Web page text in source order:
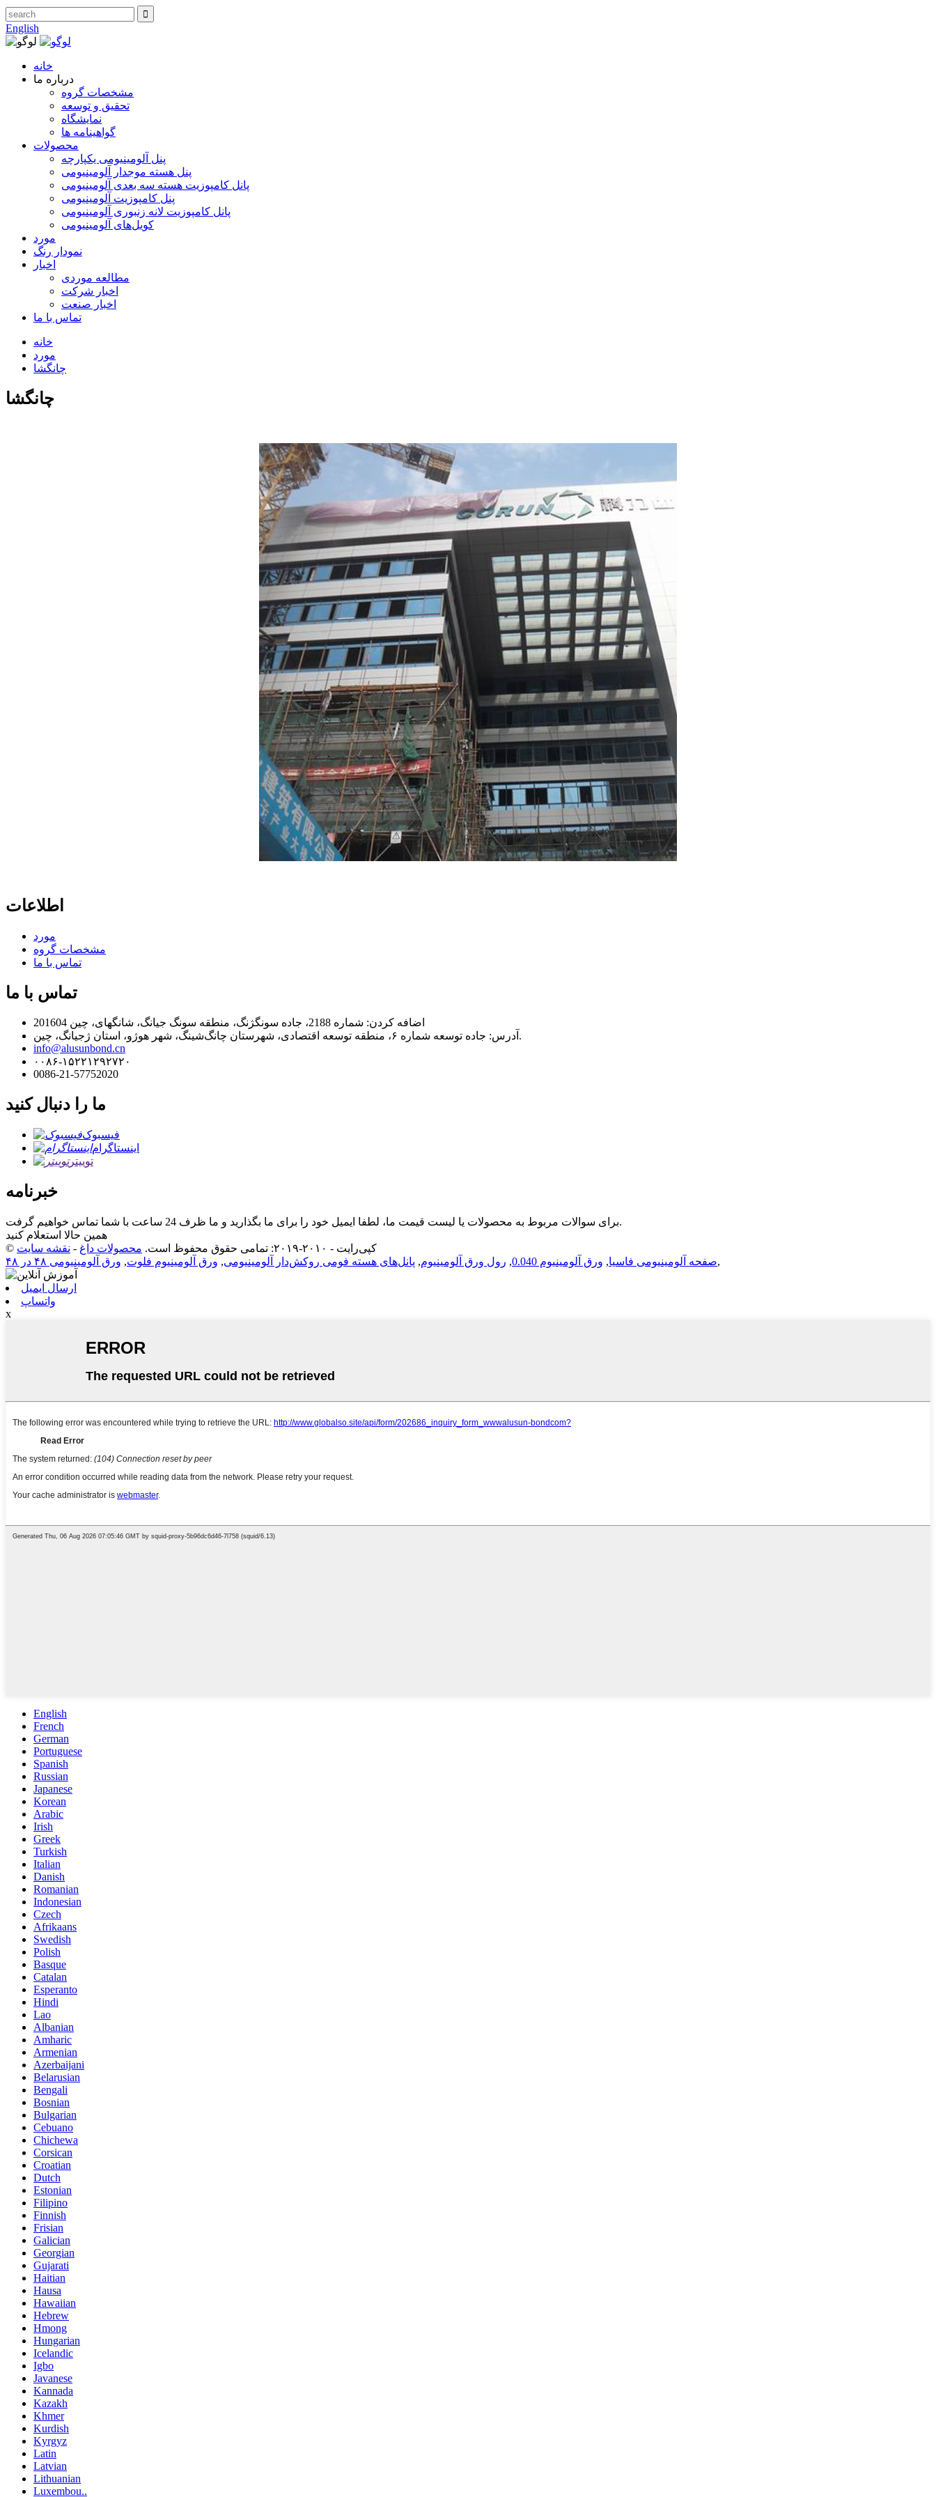
English
خانه
درباره ما
مشخصات گروه
تحقیق و توسعه
نمایشگاه
گواهینامه ها
محصولات
پنل آلومینیومی یکپارچه
پنل هسته موجدار آلومینیومی
پانل کامپوزیت هسته سه بعدی آلومینیومی
پنل کامپوزیت آلومینیومی
پانل کامپوزیت لانه زنبوری آلومینیومی
کویل‌های آلومینیومی
مورد
نمودار رنگ
اخبار
مطالعه موردی
اخبار شرکت
اخبار صنعت
تماس با ما
خانه
مورد
چانگشا
چانگشا
اطلاعات
مورد
مشخصات گروه
تماس با ما
تماس با ما
اضافه کردن: شماره 2188، جاده سونگژنگ، منطقه سونگ جیانگ، شانگهای، چین 201604
آدرس: جاده توسعه شماره ۶، منطقه توسعه اقتصادی، شهرستان چانگ‌شینگ، شهر هوژو، استان ژجیانگ، چین.
info@alusunbond.cn
۰۰۸۶-۱۵۲۲۱۲۹۲۷۲۰
0086-21-57752020
ما را دنبال کنید
فیسبوک
اینستاگرام
توییتر
خبرنامه
برای سوالات مربوط به محصولات یا لیست قیمت ما، لطفا ایمیل خود را برای ما بگذارید و ما ظرف 24 ساعت با شما تماس خواهیم گرفت.
همین حالا استعلام کنید
© کپی‌رایت - ۲۰۱۰-۲۰۱۹: تمامی حقوق محفوظ است.
محصولات داغ - نقشه سایت
صفحه آلومینیومی فاسیا, ورق آلومینیوم 0.040 , رول ورق آلومینیوم, پانل‌های هسته فومی روکش‌دار آلومینیومی, ورق آلومینیوم فلوت, ورق آلومینیومی ۴۸ در ۴۸ ,
ارسال ایمیل
واتساپ
x
English
French
German
Portuguese
Spanish
Russian
Japanese
Korean
Arabic
Irish
Greek
Turkish
Italian
Danish
Romanian
Indonesian
Czech
Afrikaans
Swedish
Polish
Basque
Catalan
Esperanto
Hindi
Lao
Albanian
Amharic
Armenian
Azerbaijani
Belarusian
Bengali
Bosnian
Bulgarian
Cebuano
Chichewa
Corsican
Croatian
Dutch
Estonian
Filipino
Finnish
Frisian
Galician
Georgian
Gujarati
Haitian
Hausa
Hawaiian
Hebrew
Hmong
Hungarian
Icelandic
Igbo
Javanese
Kannada
Kazakh
Khmer
Kurdish
Kyrgyz
Latin
Latvian
Lithuanian
Luxembou..